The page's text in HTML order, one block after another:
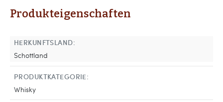
Produkteigenschaften
HERKUNFTSLAND:
Schottland
PRODUKTKATEGORIE:
Whisky